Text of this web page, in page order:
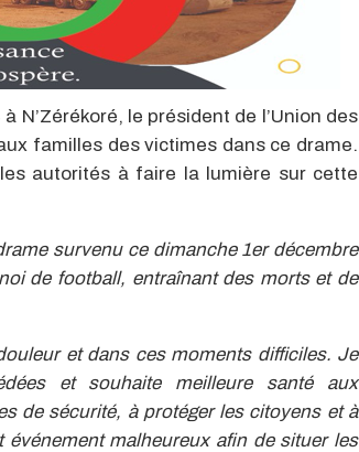
N’Zérékoré, le président de l’Union des
familles des victimes dans ce drame.
autorités à faire la lumière sur cette
survenu ce dimanche 1er décembre
de football, entraînant des morts et de
et dans ces moments difficiles. Je
et souhaite meilleure santé aux
de sécurité, à protéger les citoyens et à
malheureux afin de situer les